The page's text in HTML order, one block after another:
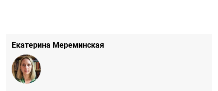
Екатерина Мереминская